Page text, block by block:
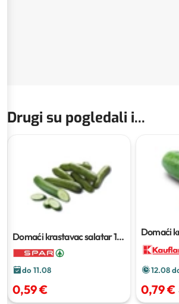
Drugi su pogledali i...
Domaći krastavac salatar1
kom
do 11.08
0,59 €
Domaći
12.08
0,79 €